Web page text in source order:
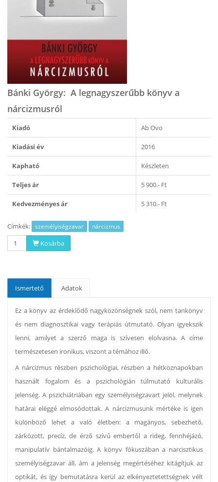
Bánki György: A legnagyszerűbb könyv a
nárcizmusról
Kiadó Ab Ovo
Kiadási év 2016
Kapható Készleten
Teljes ár 5 900.- Ft
Kedvezményes ár 5 310.- Ft
Címkék: személyiségzavar nárcizmus
Kosárba
Ismertető Adatok
Ez a könyv az érdeklődő nagyközönségnek szól, nem tankönyv
és nem diagnosztikai vagy terápiás útmutató. Olyan igyekszik
lenni, amilyet a szerző maga is szívesen elolvasna. A címe
természetesen ironikus, viszont a témához illő.
A nárcizmus részben pszichológiai, részben a hétköznapokban
használt fogalom és a pszichológián túlmutató kulturális
jelenség. A pszichiátriában egy személyiségzavart jelöl, melynek
határai eléggé elmosódottak. A nárcizmusunk mértéke is igen
különböző lehet a való életben: a magányos, sebezhető,
zárkózott, precíz, de érző szívű embertől a rideg, fennhéjázó,
manipulatív bántalmazóig. A könyv fókuszában a narcisztikus
személyiségzavar áll, ám a jelenség megértéséhez kitágítjuk az
optikát, és így bemutatásra kerül az elkényeztetettségnek vélt